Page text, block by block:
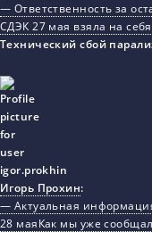
— Ответственность за
СДЭК 27 мая взяла на
Технический сбой
Игорь Прохин:
— Актуальная
28 маяКак мы уже